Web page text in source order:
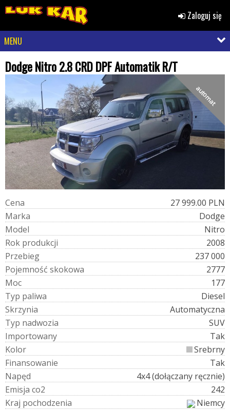
Zaloguj się
MENU
Dodge Nitro 2.8 CRD DPF Automatik R/T
automat
Cena
27 999.00 PLN
Marka
Dodge
Model
Nitro
Rok produkcji
2008
Przebieg
237 000
Pojemność skokowa
2777
Moc
177
Typ paliwa
Diesel
Skrzynia
Automatyczna
Typ nadwozia
SUV
Importowany
Tak
Kolor
Srebrny
Finansowanie
Tak
Napęd
4x4 (dołączany ręcznie)
Emisja co2
242
Kraj pochodzenia
Niemcy